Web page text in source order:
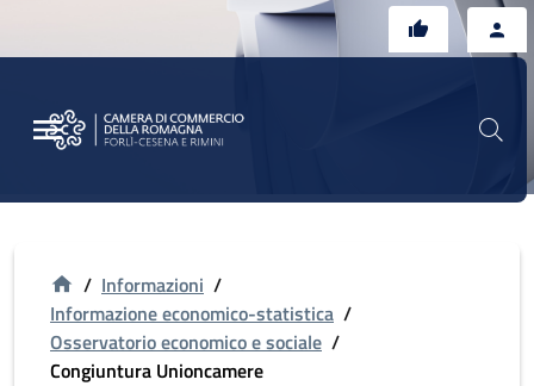
/ Informazioni /
Informazione economico-statistica /
Osservatorio economico e sociale /
Congiuntura Unioncamere